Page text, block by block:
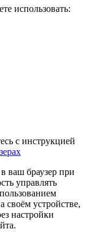
использовать:
с инструкцией
ваш браузер при
управлять
своём устройстве,
настройки